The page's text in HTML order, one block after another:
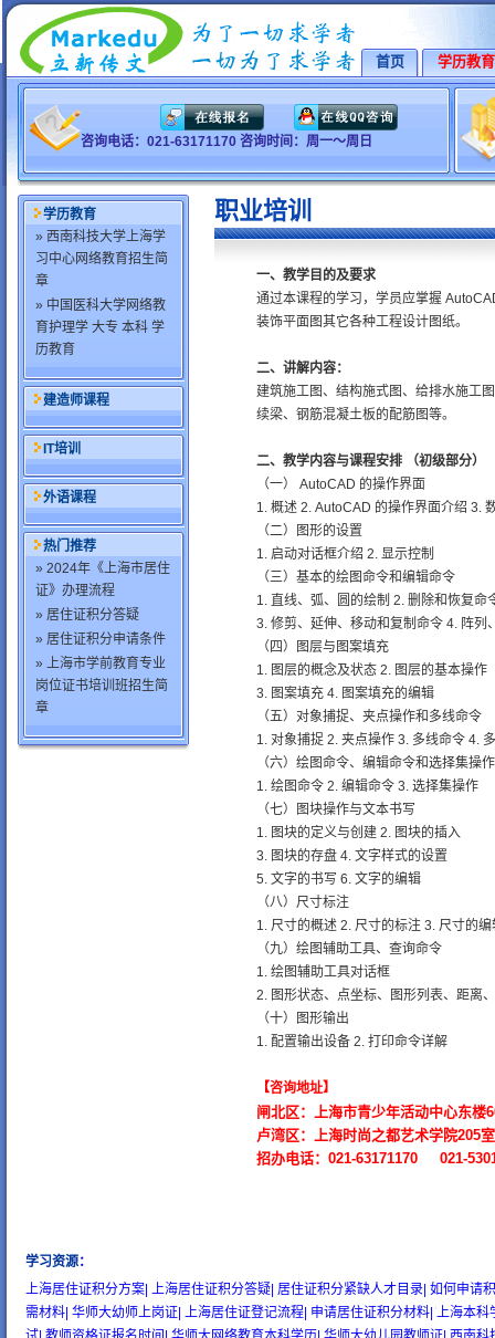
首页 学历教育
咨询电话：021-63171170 咨询时间：周一～周日
学历教育
» 西南科技大学上海学
习中心网络教育招生简
章
» 中国医科大学网络教
育护理学 大专 本科 学
历教育
建造师课程
IT培训
外语课程
热门推荐
» 2024年《上海市居住
证》办理流程
» 居住证积分答疑
» 居住证积分申请条件
» 上海市学前教育专业
岗位证书培训班招生简
章
职业培训
一、教学目的及要求
通过本课程的学习，学员应掌握
装饰平面图其它各种工程设计图纸。
二、讲解内容：
建筑施工图、结构施式图、给排水施工
续梁、钢筋混凝土板的配筋图等。
二、教学内容与课程安排 （初级部分）
（一） AutoCAD 的操作界面
1. 概述 2. AutoCAD 的操作界面介绍 3.
（二）图形的设置
1. 启动对话框介绍 2. 显示控制
（三）基本的绘图命令和编辑命令
1. 直线、弧、圆的绘制 2. 删除和恢复命
3. 修剪、延伸、移动和复制命令 4. 阵列
（四）图层与图案填充
1. 图层的概念及状态 2. 图层的基本操作
3. 图案填充 4. 图案填充的编辑
（五）对象捕捉、夹点操作和多线命令
1. 对象捕捉 2. 夹点操作 3. 多线命令 4.
（六）绘图命令、编辑命令和选择集操作
1. 绘图命令 2. 编辑命令 3. 选择集操作
（七）图块操作与文本书写
1. 图块的定义与创建 2. 图块的插入
3. 图块的存盘 4. 文字样式的设置
5. 文字的书写 6. 文字的编辑
（八）尺寸标注
1. 尺寸的概述 2. 尺寸的标注 3. 尺寸的
（九）绘图辅助工具、查询命令
1. 绘图辅助工具对话框
2. 图形状态、点坐标、图形列表、距离
（十）图形输出
1. 配置输出设备 2. 打印命令详解
【咨询地址】
闸北区：上海市青少年活动中心东楼
卢湾区：上海时尚之都艺术学院205
招办电话：021-63171170 021-
学习资源：
上海居住证积分方案| 上海居住证积分答疑| 居住证积分紧缺人才目录| 如何申请
需材料| 华师大幼师上岗证| 上海居住证登记流程| 申请居住证积分材料| 上海本科